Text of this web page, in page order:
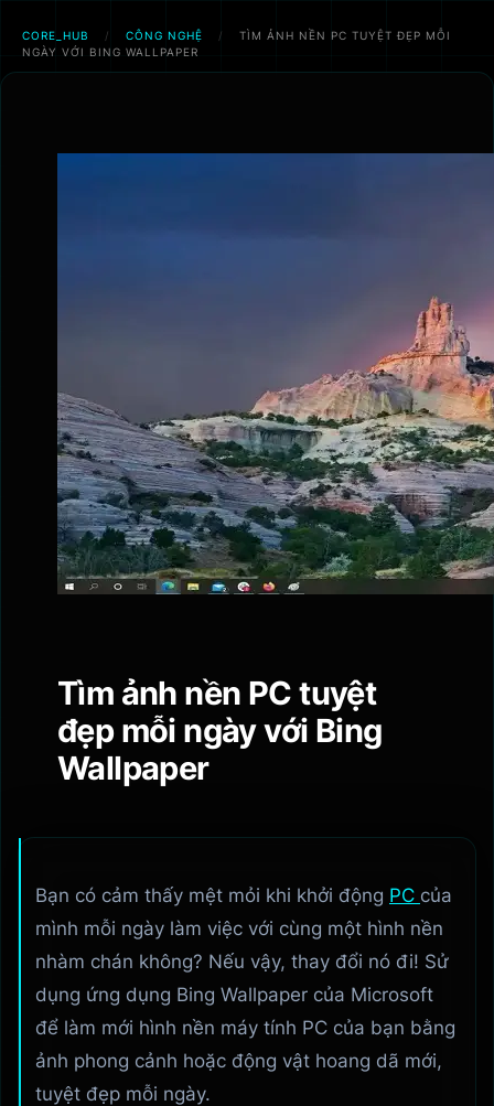
CORE_HUB / CÔNG NGHỆ /
TÌM ẢNH NỀN PC TUYỆT ĐẸP MỖI
NGÀY VỚI BING WALLPAPER
Chuyển
Tìm ảnh nền PC tuyệt
đẹp mỗi ngày với Bing
Wallpaper
Bạn có cảm thấy mệt mỏi khi khởi động PC của
mình mỗi ngày làm việc với cùng một hình nền
nhàm chán không? Nếu vậy, thay đổi nó đi! Sử
dụng ứng dụng Bing Wallpaper của Microsoft
để làm mới hình nền máy tính PC của bạn bằng
ảnh phong cảnh hoặc động vật hoang dã mới,
tuyệt đẹp mỗi ngày.